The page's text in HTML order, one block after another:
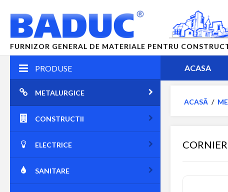
FURNIZOR GENERAL DE MATERIALE PENTRU
PRODUSE
METALURGICE
CONSTRUCTII
ELECTRICE
SANITARE
ACASA
ACASĂ /
CORNIER